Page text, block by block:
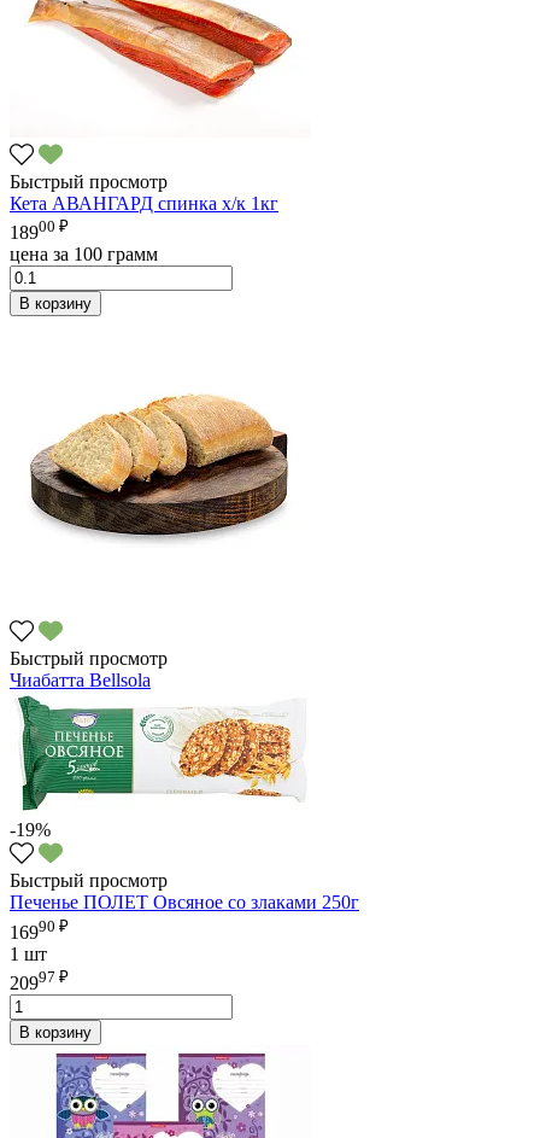
Быстрый просмотр
Кета АВАНГАРД спинка х/к 1кг
18900 ₽
цена за 100 грамм
В корзину
Быстрый просмотр
Чиабатта Bellsola
-19%
Быстрый просмотр
Печенье ПОЛЕТ Овсяное со злаками 250г
16990 ₽
1 шт
20997 ₽
В корзину